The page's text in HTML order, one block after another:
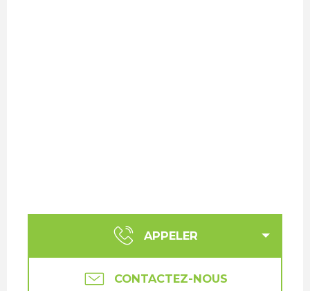
APPELER
CONTACTEZ-NOUS